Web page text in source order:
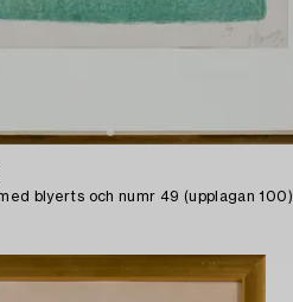
blyerts och numr 49 (upplagan 100).